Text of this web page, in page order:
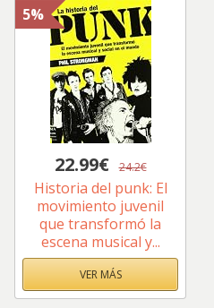
5%
22.99€ 24.2€
Historia del punk: El
movimiento juvenil
que transformó la
escena musical y...
VER MÁS